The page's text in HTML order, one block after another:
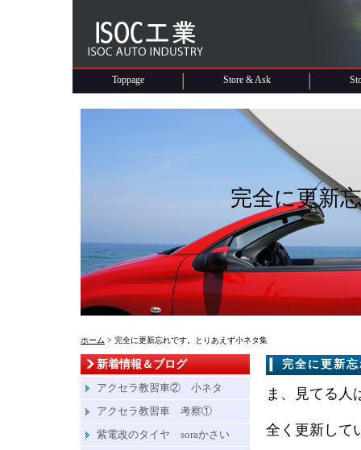
Toppage Store & Ask
完全に更新
ホーム > 完全に更新忘れです。とりあえず小ネタ集
完全に更新
ま、見てる人
全く更新して
新着情報＆ブログ
アクセラ教習車② 小ネタ
アクセラ教習車 考察①
紫電改のタイヤ soraかさい